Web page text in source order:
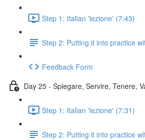
Step 1: Italian 'lezione' (7:43)
Step 2: Putting it into practice
Feedback Form
Day 25 - Spiegare, Servire, Tenere,
Step 1: Italian 'lezione' (7:31)
Step 2: Putting it into practice